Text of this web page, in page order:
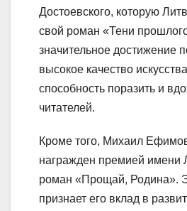
Достоевского, которую
свой роман «Тени
значительное достижение
высокое качество
способность поразить и
читателей.
Кроме того, Михаил
награжден премией имени
роман «Прощай, Родина».
признает его вклад в